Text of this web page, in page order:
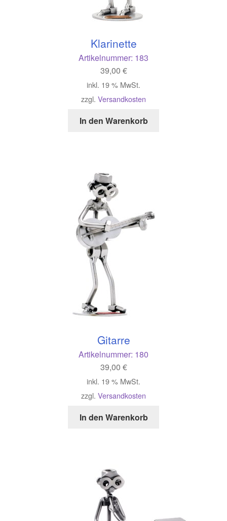
Klarinette
Artikelnummer: 183
39,00 €
inkl. 19 % MwSt.
zzgl. Versandkosten
In den Warenkorb
Gitarre
Artikelnummer: 180
39,00 €
inkl. 19 % MwSt.
zzgl. Versandkosten
In den Warenkorb